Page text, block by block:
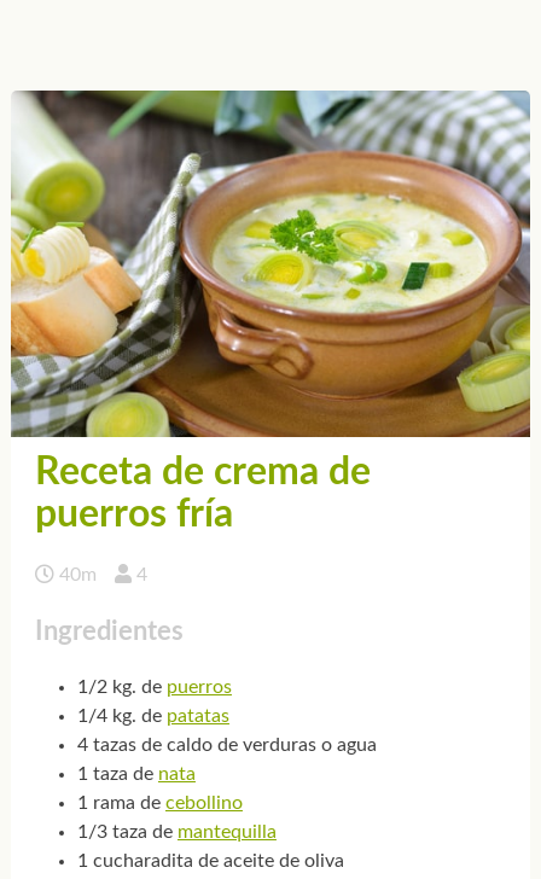
Receta de crema de
puerros fría
40m 4
Ingredientes
1/2 kg. de puerros
1/4 kg. de patatas
4 tazas de caldo de verduras o agua
1 taza de nata
1 rama de cebollino
1/3 taza de mantequilla
1 cucharadita de aceite de oliva